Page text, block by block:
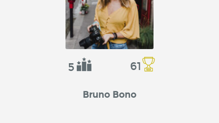
5 61
Bruno Bono